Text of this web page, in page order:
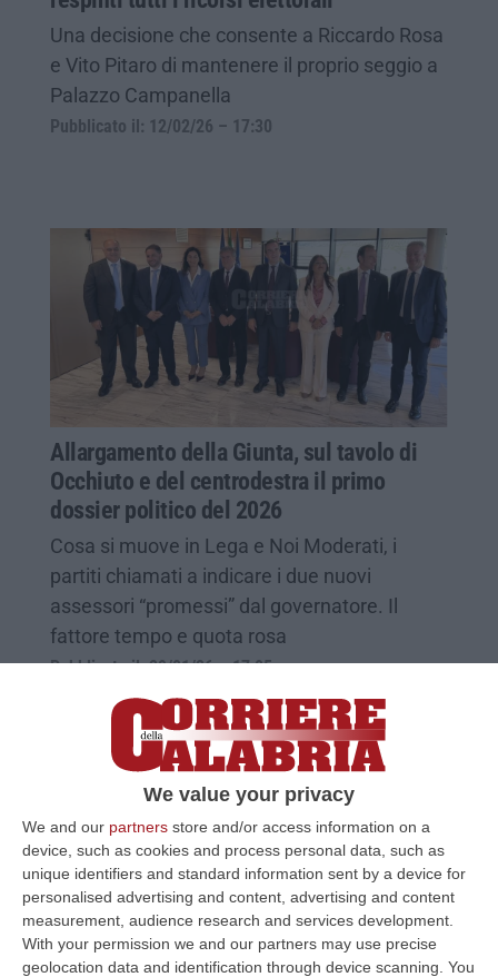
We value your privacy
We and our partners store and/or access information on a
device, such as cookies and process personal data, such as
unique identifiers and standard information sent by a device for
personalised advertising and content, advertising and content
measurement, audience research and services development.
With your permission we and our partners may use precise
geolocation data and identification through device scanning. You
Una decisione che consente a Riccardo Rosa
e Vito Pitaro di mantenere il proprio seggio a
Palazzo Campanella
Pubblicato il: 12/02/26 – 17:30
Allargamento della Giunta, sul tavolo di
Occhiuto e del centrodestra il primo
dossier politico del 2026
Cosa si muove in Lega e Noi Moderati, i
partiti chiamati a indicare i due nuovi
assessori “promessi” dal governatore. Il
fattore tempo e quota rosa
Pubblicato il: 29/01/26 – 17:05